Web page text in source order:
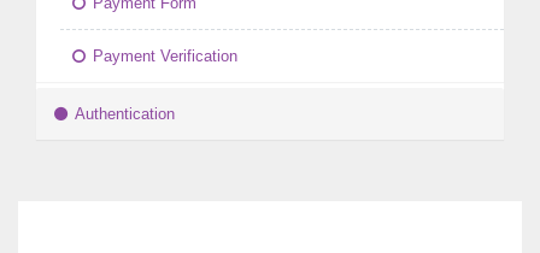
Payment Verification
Authentication